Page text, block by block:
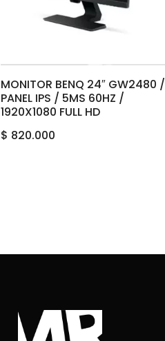
MONITOR BENQ 24″ GW2480 /
PANEL IPS / 5MS 60HZ /
1920X1080 FULL HD
$ 820.000